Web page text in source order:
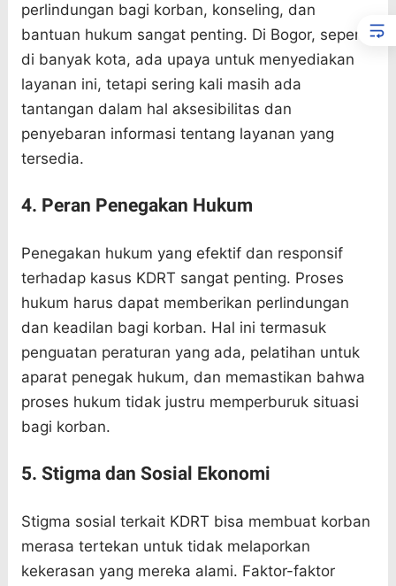
perlindungan bagi korban, konseling, dan
bantuan hukum sangat penting. Di Bogor, seperti
di banyak kota, ada upaya untuk menyediakan
layanan ini, tetapi sering kali masih ada
tantangan dalam hal aksesibilitas dan
penyebaran informasi tentang layanan yang
tersedia.
4. Peran Penegakan Hukum
Penegakan hukum yang efektif dan responsif
terhadap kasus KDRT sangat penting. Proses
hukum harus dapat memberikan perlindungan
dan keadilan bagi korban. Hal ini termasuk
penguatan peraturan yang ada, pelatihan untuk
aparat penegak hukum, dan memastikan bahwa
proses hukum tidak justru memperburuk situasi
bagi korban.
5. Stigma dan Sosial Ekonomi
Stigma sosial terkait KDRT bisa membuat korban
merasa tertekan untuk tidak melaporkan
kekerasan yang mereka alami. Faktor-faktor